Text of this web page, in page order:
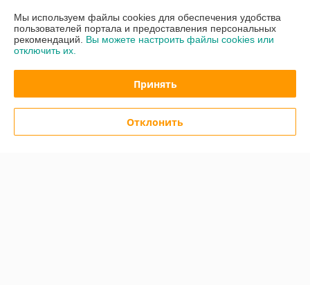
Полная версия сайта
Сайт создан на платформе Deal.by
Мы используем файлы cookies для обеспечения удобства
пользователей портала и предоставления персональных
рекомендаций. Вы можете настроить файлы cookies или
отключить их.
Принять
Отклонить